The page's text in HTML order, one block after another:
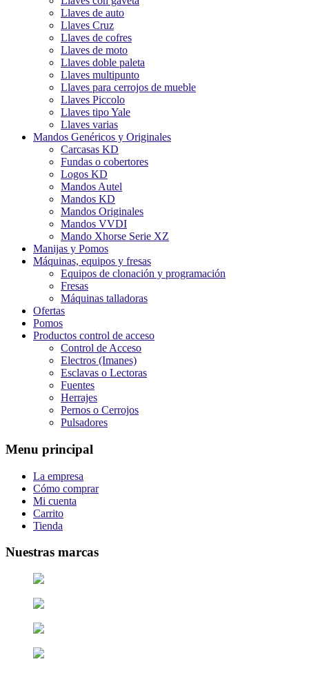
Llaves de auto
Llaves Cruz
Llaves de cofres
Llaves de moto
Llaves doble paleta
Llaves multipunto
Llaves para cerrojos de mueble
Llaves Piccolo
Llaves tipo Yale
Llaves varias
Mandos Genéricos y Originales
Carcasas KD
Fundas o cobertores
Logos KD
Mandos Autel
Mandos KD
Mandos Originales
Mandos VVDI
Mando Xhorse Serie XZ
Manijas y Pomos
Máquinas, equipos y fresas
Equipos de clonación y programación
Fresas
Máquinas talladoras
Ofertas
Pomos
Productos control de acceso
Control de Acceso
Electros (Imanes)
Esclavas o Lectoras
Fuentes
Herrajes
Pernos o Cerrojos
Pulsadores
Menu principal
La empresa
Cómo comprar
Mi cuenta
Carrito
Tienda
Nuestras marcas